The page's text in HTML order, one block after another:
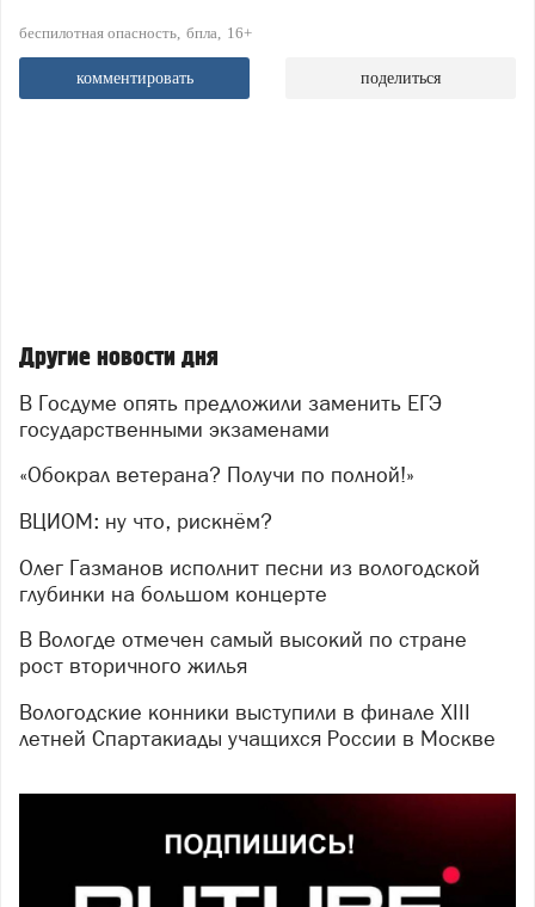
беспилотная опасность бпла 16+
комментировать поделиться
Другие новости дня
В Госдуме опять предложили заменить ЕГЭ
государственными экзаменами
«Обокрал ветерана? Получи по полной!»
ВЦИОМ: ну что, рискнём?
Олег Газманов исполнит песни из вологодской
глубинки на большом концерте
В Вологде отмечен самый высокий по стране
рост вторичного жилья
Вологодские конники выступили в финале XIII
летней Спартакиады учащихся России в Москве